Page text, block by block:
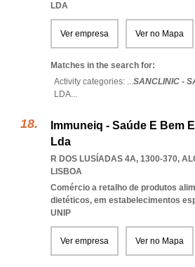
LDA
Ver empresa Ver no Mapa
Matches in the search for:
Activity categories: ...SANCLINIC -
LDA...
Immuneiq - Saúde E Bem
Lda
R DOS LUSÍADAS 4A, 1300-370,
LISBOA
Comércio a retalho de produtos
dietéticos, em estabelecimentos
UNIP
Ver empresa Ver no Mapa